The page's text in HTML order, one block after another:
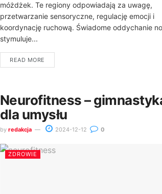
móżdżek. Te regiony odpowiadają za uwagę,
przetwarzanie sensoryczne, regulację emocji i
koordynację ruchową. Świadome oddychanie
stymuluje...
READ MORE
Neurofitness –
dla umysłu
by redakcja 2024-12-12 0
ZDROWIE